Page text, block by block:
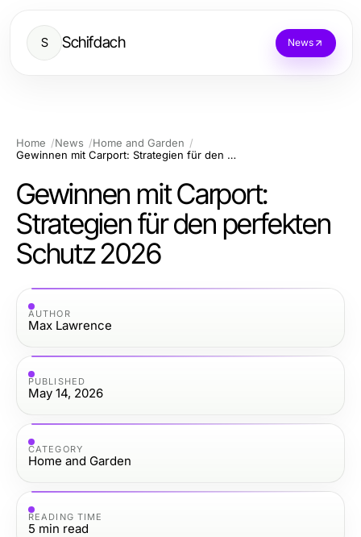
S Schifdach News
Home News
Home and Garden
Gewinnen mit Carport: Strategien für den perfekten Schutz 2026
Gewinnen mit Carport:
Strategien für den perfekten
Schutz 2026
AUTHOR
Max Lawrence
PUBLISHED
May 14, 2026
CATEGORY
Home and Garden
READING TIME
5 min read